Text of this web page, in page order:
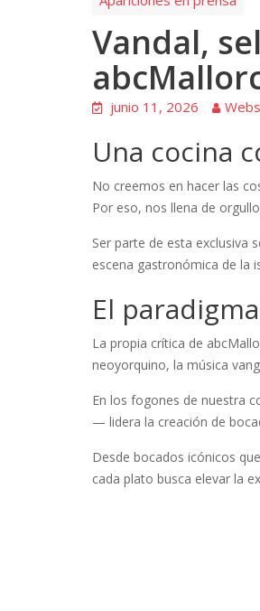
Vandal,
junio 11, 2026
Una cocina
No creemos en hacer las
Por eso, nos llena de
Ser parte de esta exclusiva
escena gastronómica de la
El
La propia crítica de
neoyorquino, la música
En los fogones de nuestra
— lidera la creación de
Desde bocados icónicos
cada plato busca elevar la